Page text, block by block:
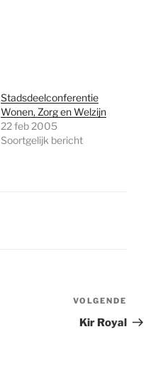
Stadsdeelconferentie
Wonen, Zorg en Welzijn
22 feb 2005
Soortgelijk bericht
VOLGENDE
Kir Royal